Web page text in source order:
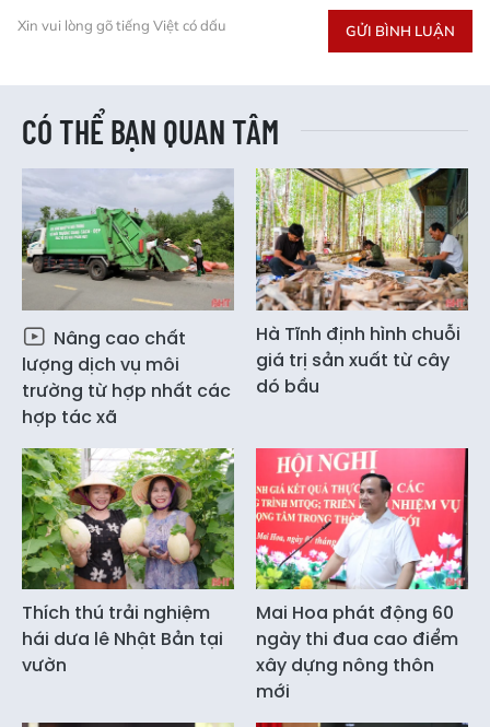
Xin vui lòng gõ tiếng Việt có dấu GỬI BÌNH LUẬN
CÓ THỂ BẠN QUAN TÂM
Nâng cao chất
lượng dịch vụ môi
trường từ hợp nhất các
hợp tác xã
Hà Tĩnh định hình chuỗi
giá trị sản xuất từ cây
dó bầu
Thích thú trải nghiệm
hái dưa lê Nhật Bản tại
vườn
Mai Hoa phát động 60
ngày thi đua cao điểm
xây dựng nông thôn
mới